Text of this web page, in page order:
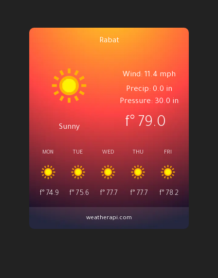
Rabat
Sunny
Wind: 11.4 mph
Precip: 0.0 in
Pressure: 30.0 in
79.0
°f
MON
74.9
°f
TUE
75.6
°f
WED
77.7
°f
THU
77.7
°f
FRI
78.2
°f
weatherapi.com